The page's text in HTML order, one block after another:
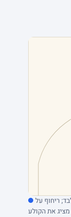
ריחוף על
מציג את הקולע